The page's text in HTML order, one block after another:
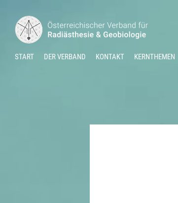
START DER VERBAND KONTAKT KERNTHEMEN